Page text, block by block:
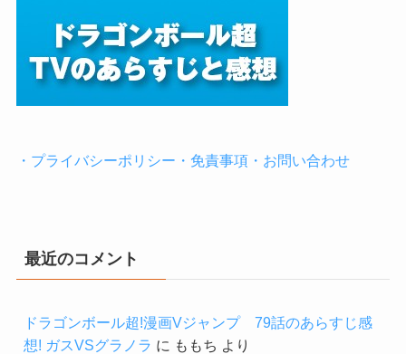
・プライバシーポリシー・免責事項・お問い合わせ
最近のコメント
ドラゴンボール超!漫画Vジャンプ 79話のあらすじ感
想! ガスVSグラノラ に ももち より